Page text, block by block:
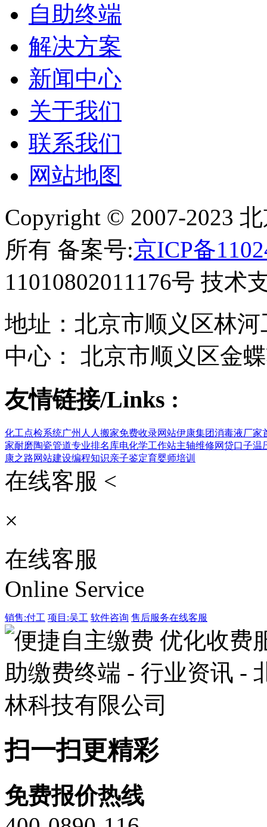
自助终端
解决方案
新闻中心
关于我们
联系我们
网站地图
Copyright © 2007-2023
所有 备案号:京ICP备
11010802011176号 技术
地址：北京市顺义区林
中心： 北京市顺义区金
友情链接/Links :
化工点检系统广州人人搬家免费收录网站伊康集团消毒液厂家
家耐磨陶瓷管道专业排名库电化学工作站主轴维修网贷口子温
康之路网站建设编程知识亲子鉴定育婴师培训
在线客服 <
×
在线客服
Online Service
销售:付工 项目:吴工 软件咨询 售后服务在线客服
扫一扫更精彩
免费报价热线